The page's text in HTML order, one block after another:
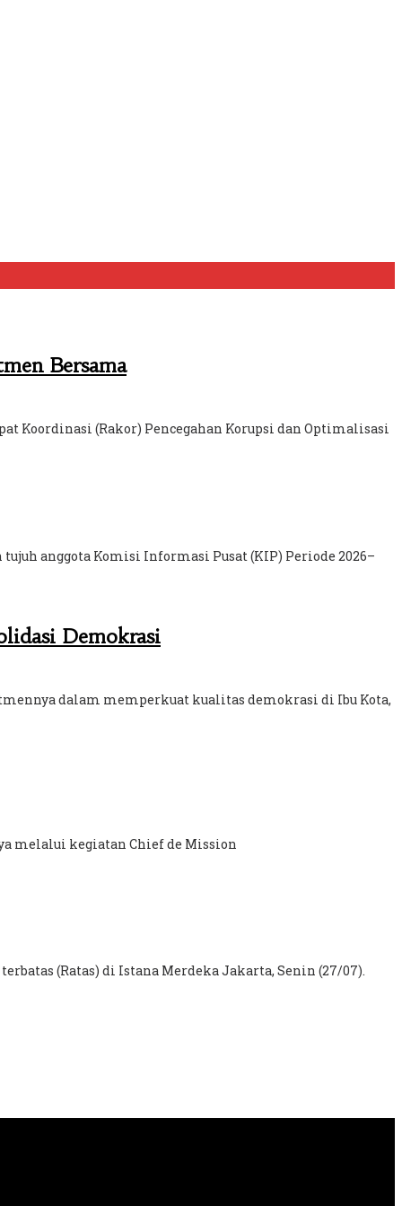
Bersama
Koordinasi (Rakor) Pencegahan Korupsi dan Optimalisasi
anggota Komisi Informasi Pusat (KIP) Periode 2026–
Demokrasi
dalam memperkuat kualitas demokrasi di Ibu Kota,
melalui kegiatan Chief de Mission
(Ratas) di Istana Merdeka Jakarta, Senin (27/07).